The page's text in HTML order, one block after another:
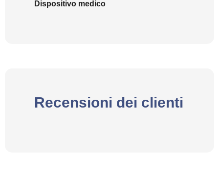
Dispositivo medico
Recensioni dei clienti